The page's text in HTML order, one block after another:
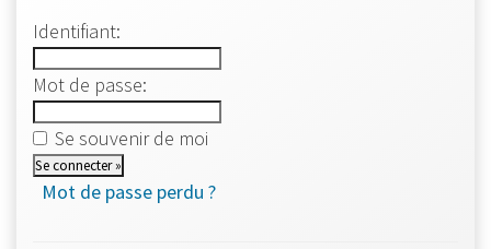
Identifiant:
Mot de passe:
Se souvenir de moi
Mot de passe perdu ?